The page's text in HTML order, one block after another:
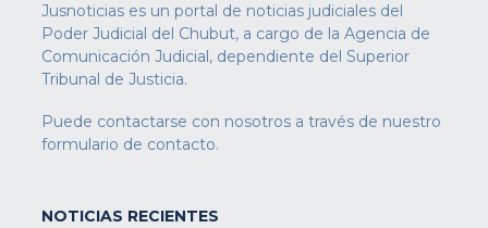
Jusnoticias es un portal de noticias judiciales del
Poder Judicial del Chubut, a cargo de la Agencia de
Comunicación Judicial, dependiente del Superior
Tribunal de Justicia.
Puede contactarse con nosotros a través de nuestro
formulario de contacto.
NOTICIAS RECIENTES